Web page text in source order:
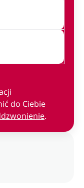
do Ciebie
.